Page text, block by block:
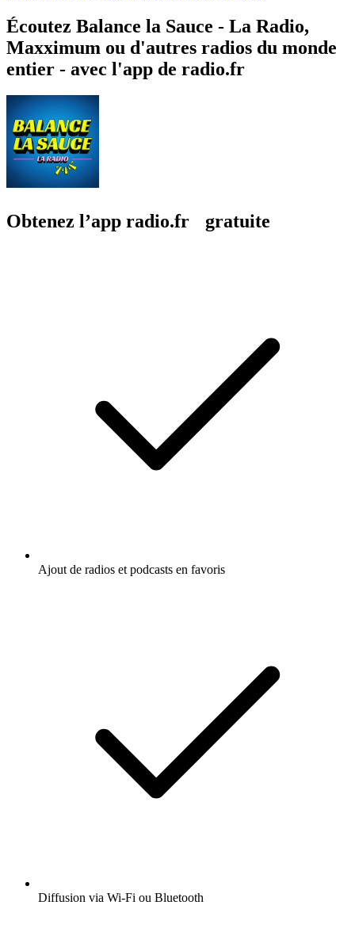
Écoutez Balance la Sauce - La Radio,
Maxximum ou d'autres radios du monde
entier - avec l'app de radio.fr
Obtenez l’app radio.fr gratuite
Ajout de radios et podcasts en favoris
Diffusion via Wi-Fi ou Bluetooth